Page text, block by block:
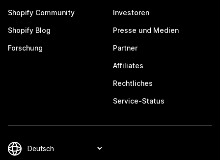
Shopify Community
Shopify Blog
Forschung
Investoren
Presse und Medien
Partner
Affiliates
Rechtliches
Service-Status